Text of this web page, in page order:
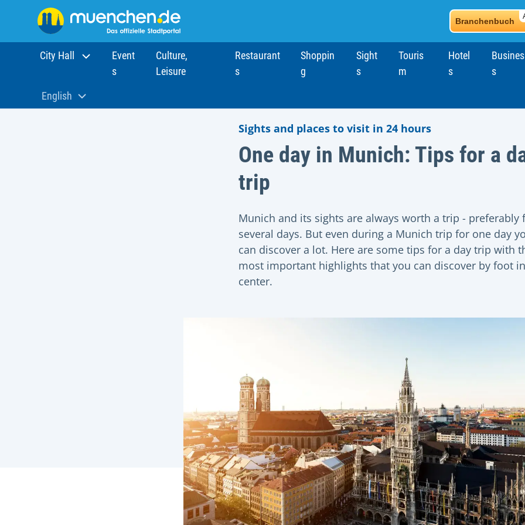
Branchenbuch
City Hall
Event
s
Culture,
Leisure
Restaurant
s
Shoppin
g
Sight
s
Touris
m
Hotel
s
Busines
s
Aktuelle Sprache:
English
Sights and places to visit in 24 hours
One day in Munich: Tips for a
trip
Munich and its sights are always worth a trip - preferably
several days. But even during a Munich trip for one day
can discover a lot. Here are some tips for a day trip with
most important highlights that you can discover by foot
center.